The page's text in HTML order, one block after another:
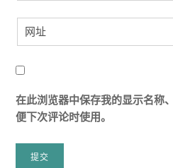
在此浏览器中保存我的显示名称
便下次评论时使用。